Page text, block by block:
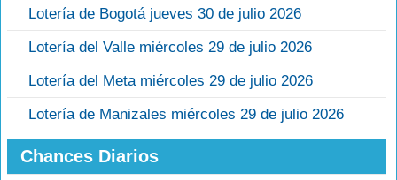
Lotería de Bogotá jueves 30 de julio 2026
Lotería del Valle miércoles 29 de julio 2026
Lotería del Meta miércoles 29 de julio 2026
Lotería de Manizales miércoles 29 de julio 2026
Chances Diarios